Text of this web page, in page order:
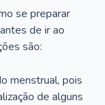
se preparar
de ir ao
são:
menstrual, pois
de alguns